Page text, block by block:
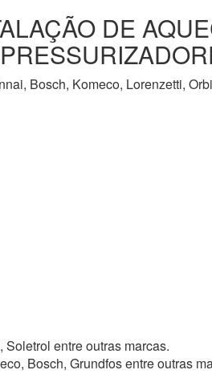
DE
Bosch, Komeco, Lorenzetti,
entre outras marcas.
Bosch, Grundfos entre outras